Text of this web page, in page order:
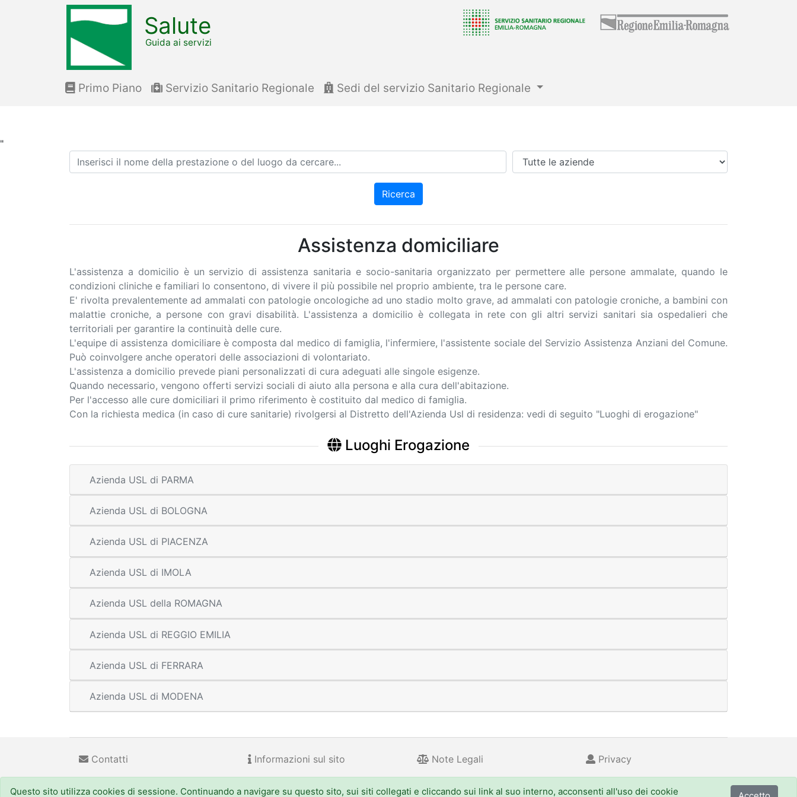
"
Salute
Guida ai servizi
Primo Piano Servizio Sanitario Regionale Sedi del servizio Sanitario Regionale
Ricerca Azienda
Ricerca
Assistenza domiciliare
L'assistenza a domicilio è un servizio di assistenza sanitaria e socio-sanitaria organizzato per permettere alle persone ammalate, quando le
condizioni cliniche e familiari lo consentono, di vivere il più possibile nel proprio ambiente, tra le persone care.
E' rivolta prevalentemente ad ammalati con patologie oncologiche ad uno stadio molto grave, ad ammalati con patologie croniche, a bambini con
malattie croniche, a persone con gravi disabilità. L'assistenza a domicilio è collegata in rete con gli altri servizi sanitari sia ospedalieri che
territoriali per garantire la continuità delle cure.
L'equipe di assistenza domiciliare è composta dal medico di famiglia, l'infermiere, l'assistente sociale del Servizio Assistenza Anziani del Comune.
Può coinvolgere anche operatori delle associazioni di volontariato.
L'assistenza a domicilio prevede piani personalizzati di cura adeguati alle singole esigenze.
Quando necessario, vengono offerti servizi sociali di aiuto alla persona e alla cura dell'abitazione.
Per l'accesso alle cure domiciliari il primo riferimento è costituito dal medico di famiglia.
Con la richiesta medica (in caso di cure sanitarie) rivolgersi al Distretto dell'Azienda Usl di residenza: vedi di seguito "Luoghi di erogazione"
Luoghi Erogazione
Azienda USL di PARMA
Azienda USL di BOLOGNA
Azienda USL di PIACENZA
Azienda USL di IMOLA
Azienda USL della ROMAGNA
Azienda USL di REGGIO EMILIA
Azienda USL di FERRARA
Azienda USL di MODENA
Contatti Informazioni sul sito Note Legali Privacy
Questo sito utilizza cookies di sessione. Continuando a navigare su questo sito, sui siti collegati e cliccando sui link al suo interno, acconsenti all'uso dei cookie